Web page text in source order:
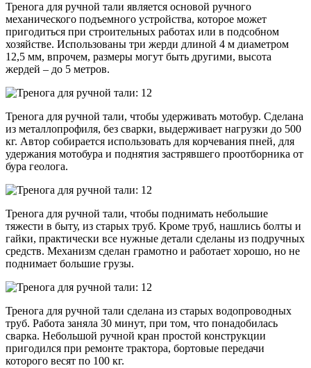
Тренога для ручной тали является основой ручного
механического подъемного устройства, которое может
пригодиться при строительных работах или в подсобном
хозяйстве. Использованы три жерди длиной 4 м диаметром
12,5 мм, впрочем, размеры могут быть другими, высота
жердей – до 5 метров.
Тренога для ручной тали, чтобы удерживать мотобур. Сделана
из металлопрофиля, без сварки, выдерживает нагрузки до 500
кг. Автор собирается использовать для корчевания пней, для
удержания мотобура и поднятия застрявшего проотборника от
бура геолога.
Тренога для ручной тали, чтобы поднимать небольшие
тяжести в быту, из старых труб. Кроме труб, нашлись болты и
гайки, практически все нужные детали сделаны из подручных
средств. Механизм сделан грамотно и работает хорошо, но не
поднимает большие грузы.
Тренога для ручной тали сделана из старых водопроводных
труб. Работа заняла 30 минут, при том, что понадобилась
сварка. Небольшой ручной кран простой конструкции
пригодился при ремонте трактора, бортовые передачи
которого весят по 100 кг.